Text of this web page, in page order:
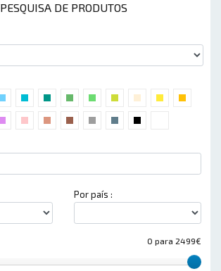
PESQUISA DE PRODUTOS
Por país :
0 para 2499€